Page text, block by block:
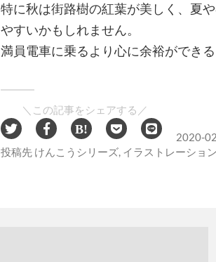
特に秋は街路樹の紅葉が美しく、夏
やすいかもしれません。
満員電車に乗るより心に余裕ができる
＼この記事をシェアする／
2020-
投稿先 けんこうシリーズ, イラストレーション